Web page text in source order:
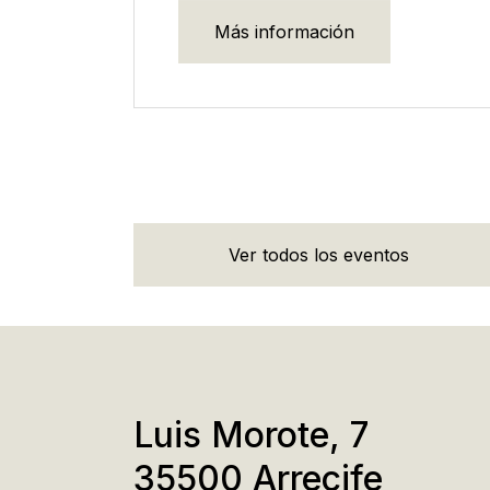
Más información
Ver todos los eventos
Luis Morote, 7
35500 Arrecife